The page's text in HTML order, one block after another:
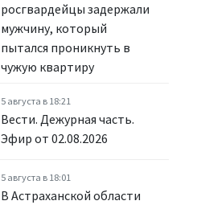
росгвардейцы задержали
мужчину, который
пытался проникнуть в
чужую квартиру
5 августа в 18:21
Вести. Дежурная часть.
Эфир от 02.08.2026
5 августа в 18:01
В Астраханской области